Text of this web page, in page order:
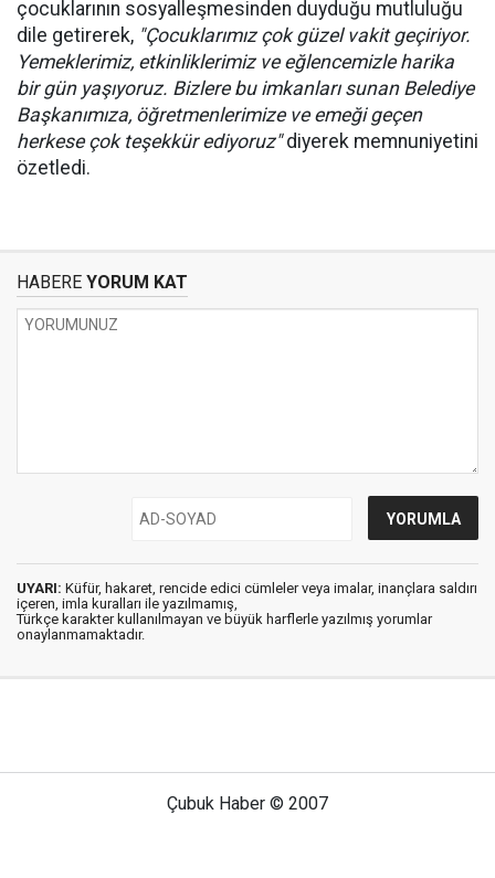
çocuklarının sosyalleşmesinden duyduğu mutluluğu
dile getirerek, "Çocuklarımız çok güzel vakit geçiriyor.
Yemeklerimiz, etkinliklerimiz ve eğlencemizle harika
bir gün yaşıyoruz. Bizlere bu imkanları sunan Belediye
Başkanımıza, öğretmenlerimize ve emeği geçen
herkese çok teşekkür ediyoruz"diyerek memnuniyetini
özetledi.
HABERE YORUM KAT
UYARI: Küfür, hakaret, rencide edici cümleler veya imalar, inançlara saldırı
içeren, imla kuralları ile yazılmamış,
Türkçe karakter kullanılmayan ve büyük harflerle yazılmış yorumlar
onaylanmamaktadır.
Çubuk Haber © 2007